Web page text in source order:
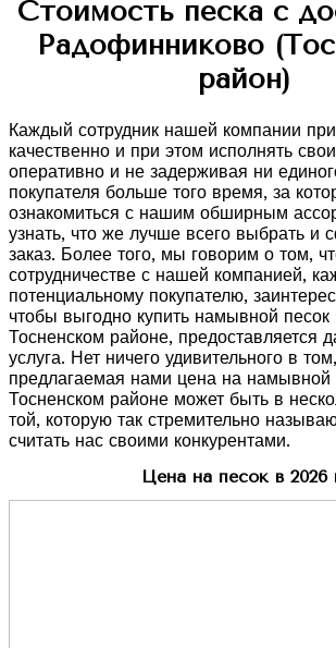
Стоимость песка с
Радофинниково
район)
Каждый сотрудник нашей компании
качественно и при этом исполнять
оперативно и не задерживая ни
покупателя больше того время, за
ознакомиться с нашим обширным
узнать, что же лучше всего выбрать и
заказ. Более того, мы говорим о том,
сотрудничестве с нашей компанией,
потенциальному покупателю,
чтобы выгодно купить намывной песок
Тосненском районе, предоставляется
услуга. Нет ничего удивительного в
предлагаемая нами цена на намывной
Тосненском районе может быть в
той, которую так стремительно
считать нас своими конкурентами.
Цена на песок в 2026